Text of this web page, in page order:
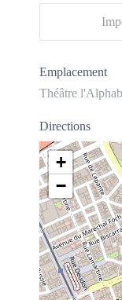
Emplacement
Théâtre
Directions
+
−